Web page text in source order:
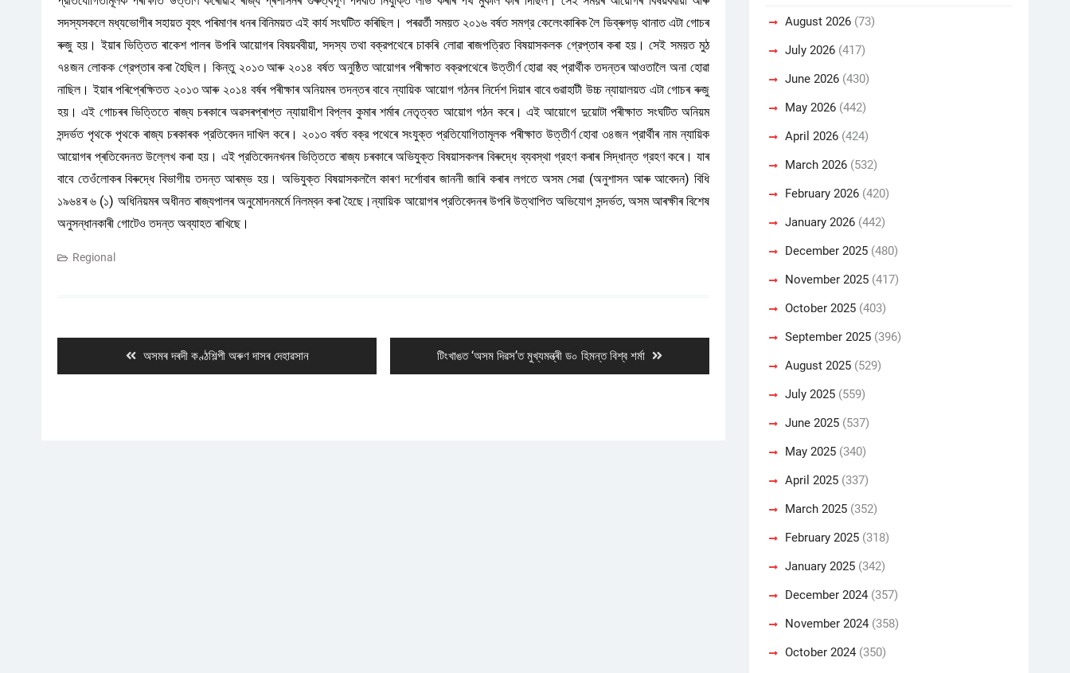
সদস্যসকলে মধ্যভোগীৰ সহায়ত বৃহৎ পৰিমাণৰ ধনৰ বিনিময়ত এই কার্য সংঘটিত কৰিছিল। পৰৱৰ্তী সময়ত ২০১৬ বৰ্ষত সমগ্র কেলেংকাৰিক লৈ ডিব্ৰুগড় থানাত এটা গোচৰ
ৰুজু হয়। ইয়াৰ ভিত্তিত ৰাকেশ পালৰ উপৰি আয়োগৰ বিষয়ববীয়া, সদস্য তথা বক্রপথেৰে চাকৰি লোৱা ৰাজপত্রিত বিষয়াসকলক গ্রেপ্তাৰ কৰা হয়। সেই সময়ত মুঠ
৭৪জন লোকক গ্রেপ্তাৰ কৰা হৈছিল। কিন্তু ২০১৩ আৰু ২০১৪ বর্ষত অনুষ্ঠিত আয়োগৰ পৰীক্ষাত বক্রপথেৰে উত্তীৰ্ণ হোৱা বহু প্রার্থীক তদন্তৰ আওতালৈ অনা হোৱা
নাছিল। ইয়াৰ পৰিপ্ৰেক্ষিতত ২০১৩ আৰু ২০১৪ বৰ্ষৰ পৰীক্ষাৰ অনিয়মৰ তদন্তৰ বাবে ন্যায়িক আয়োগ গঠনৰ নির্দেশ দিয়াৰ বাবে গুৱাহাটী উচ্চ ন্যায়ালয়ত এটা গোচৰ ৰুজু
হয়। এই গোচৰৰ ভিত্তিতে ৰাজ্য চৰকাৰে অৱসৰপ্ৰাপ্ত ন্যায়াধীশ বিপ্লব কুমাৰ শৰ্মাৰ নেতৃত্বত আয়োগ গঠন কৰে। এই আয়োগে দুয়োটা পৰীক্ষাত সংঘটিত অনিয়ম
সন্দর্ভত পৃথকে পৃথকে ৰাজ্য চৰকাৰক প্রতিবেদন দাখিল কৰে। ২০১৩ বৰ্ষত বক্র পথেৰে সংযুক্ত প্রতিযোগিতামূলক পৰীক্ষাত উত্তীর্ণ হোবা ৩৪জন প্রার্থীৰ নাম ন্যায়িক
আয়োগৰ প্ৰতিবেদনত উল্লেখ কৰা হয়। এই প্রতিবেদনখনৰ ভিত্তিতে ৰাজ্য চৰকাৰে অভিযুক্ত বিষয়াসকলৰ বিৰুদ্ধে ব্যবস্থা গ্রহণ কৰাৰ সিদ্ধান্ত গ্রহণ কৰে। যাৰ
বাবে তেওঁলোকৰ বিৰুদ্ধে বিভাগীয় তদন্ত আৰম্ভ হয়। অভিযুক্ত বিষয়াসকললৈ কাৰণ দর্শোবাৰ জাননী জাৰি কৰাৰ লগতে অসম সেৱা (অনুশাসন আৰু আবেদন) বিধি
১৯৬৪ৰ ৬ (১) অধিনিয়মৰ অধীনত ৰাজ্যপালৰ অনুমোদনমর্মে নিলম্বন কৰা হৈছে।ন্যায়িক আয়োগৰ প্রতিবেদনৰ উপৰি উত্থাপিত অভিযোগ সন্দৰ্ভত, অসম আৰক্ষীৰ বিশেষ
অনুসন্ধানকাৰী গোটেও তদন্ত অব্যাহত ৰাখিছে।
Regional
Previous
post:
অসমৰ দৰদী কণ্ঠশিল্পী অৰুণ দাসৰ দেহাৱসান
Next
post:
টিংখাঙত ‘অসম দিৱস’ত মুখ্যমন্ত্ৰী ড০ হিমন্ত বিশ্ব শৰ্মা
August 2026 (73)
July 2026 (417)
June 2026 (430)
May 2026 (442)
April 2026 (424)
March 2026 (532)
February 2026 (420)
January 2026 (442)
December 2025 (480)
November 2025 (417)
October 2025 (403)
September 2025 (396)
August 2025 (529)
July 2025 (559)
June 2025 (537)
May 2025 (340)
April 2025 (337)
March 2025 (352)
February 2025 (318)
January 2025 (342)
December 2024 (357)
November 2024 (358)
October 2024 (350)